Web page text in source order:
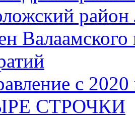
район
с 2020
СТРОЧКИ